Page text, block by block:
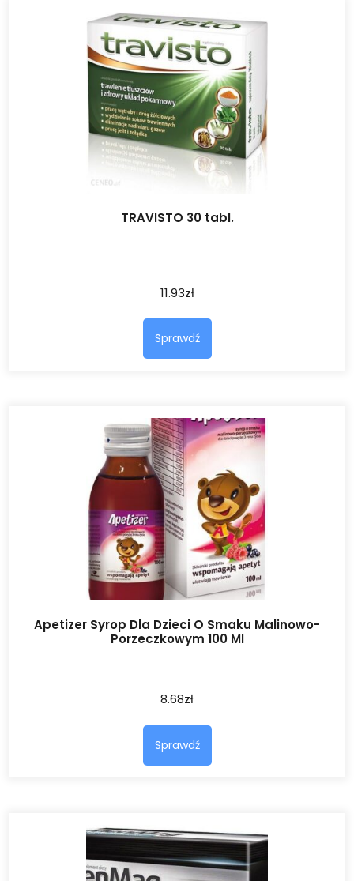
TRAVISTO 30 tabl.
11.93zł
Sprawdź
Apetizer Syrop Dla Dzieci O Smaku Malinowo-
Porzeczkowym 100 Ml
8.68zł
Sprawdź